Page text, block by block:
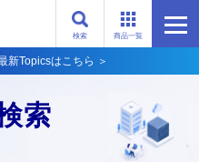
商品一覧
検索
新Topicsはこちら ＞
索